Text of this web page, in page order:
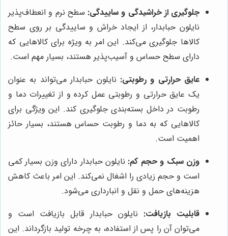
جلوگیری از خراشیدگی و ساییدگی: سطح نرم و انعطاف‌پذیر
نایلون حبابدار، از ایجاد خراش و ساییدگی بر روی سطح
کالاها جلوگیری می‌کند. این امر به ویژه برای کالاهایی که
دارای سطح حساس و آسیب‌پذیر هستند، بسیار مهم است.
عایق حرارتی و رطوبتی: نایلون حبابدار می‌تواند به عنوان
یک عایق حرارتی و رطوبتی عمل کرده و از تغییرات دما و
رطوبت در داخل بسته‌بندی جلوگیری کند. این ویژگی برای
کالاهایی که به دما و رطوبت حساس هستند، بسیار حائز
اهمیت است.
وزن سبک و حجم کم: نایلون حبابدار دارای وزن بسیار کمی
است و حجم زیادی را اشغال نمی‌کند. این امر باعث کاهش
هزینه‌های حمل و نقل و انبارداری می‌شود.
قابلیت بازیافت: نایلون حبابدار قابل بازیافت است و
می‌توان آن را پس از استفاده، به چرخه تولید بازگرداند. این